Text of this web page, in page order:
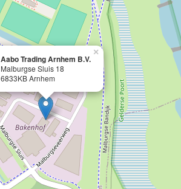
Aabo Trading Arnhem B.V.
Malburgse Sluis 18
6833KB Arnhem
×